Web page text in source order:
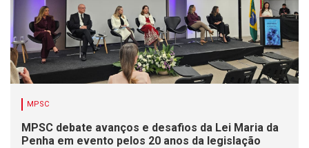
MPSC
MPSC debate avanços e desafios da Lei Maria da
Penha em evento pelos 20 anos da legislação